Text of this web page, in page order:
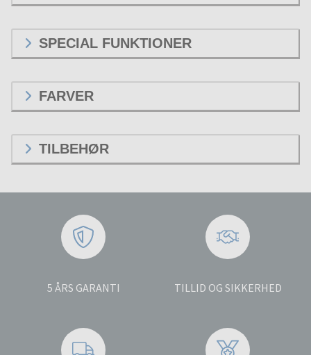
SPECIAL FUNKTIONER
FARVER
TILBEHØR
5 ÅRS GARANTI TILLID OG SIKKERHED